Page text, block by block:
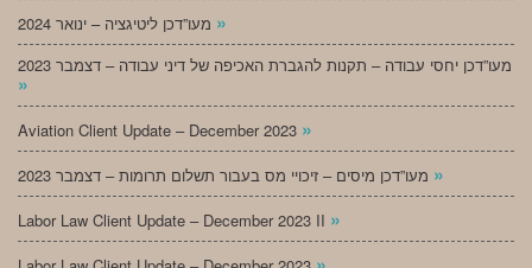
»
מעו”דכן יחסי עבודה – תקנות להגברת האכיפה של דיני עבודה – דצמבר 2023
»
Aviation Client Update – December 2023 »
»
Labor Law Client Update – December 2023 II »